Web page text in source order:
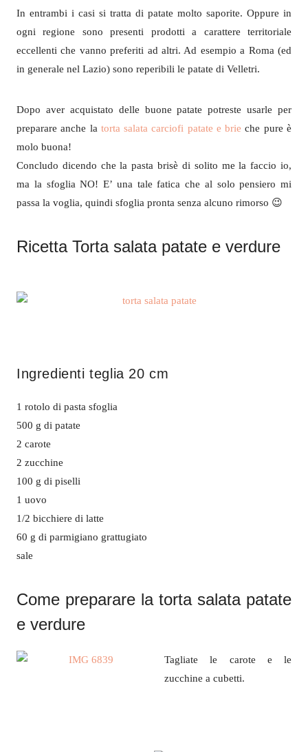
In entrambi i casi si tratta di patate molto saporite. Oppure in
ogni regione sono presenti prodotti a carattere territoriale
eccellenti che vanno preferiti ad altri. Ad esempio a Roma (ed
in generale nel Lazio) sono reperibili le patate di Velletri.
Dopo aver acquistato delle buone patate potreste usarle per
preparare anche la torta salata carciofi patate e brieche pure è
molo buona!
Concludo dicendo che la pasta brisè di solito me la faccio io,
ma la sfoglia NO! E’ una tale fatica che al solo pensiero mi
passa la voglia, quindi sfoglia pronta senza alcuno rimorso 😉
Ricetta Torta salata patate e verdure
Ingredienti teglia 20 cm
1 rotolo di pasta sfoglia
500 g di patate
2 carote
2 zucchine
100 g di piselli
1 uovo
1/2 bicchiere di latte
60 g di parmigiano grattugiato
sale
Come preparare la torta salata patate
e verdure
Tagliate le carote e le
zucchine a cubetti.